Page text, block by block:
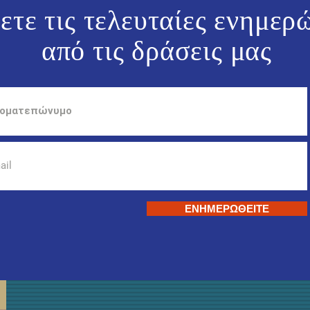
τις τελευταίες
από τις δράσεις μας
ΕΝΗΜΕΡΩΘΕΙΤΕ